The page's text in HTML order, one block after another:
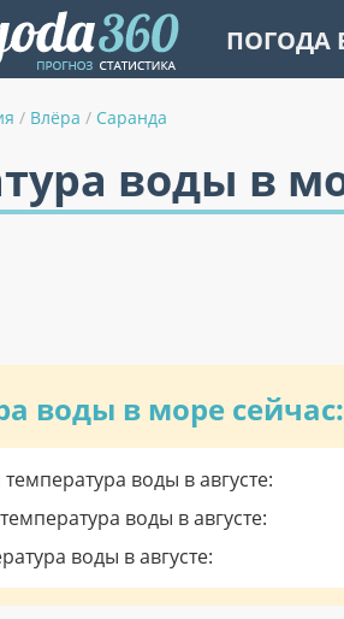
ПОГОДА
/ Влёра / Саранда
воды в
воды в море сейчас:
воды в августе:
воды в августе:
воды в августе: